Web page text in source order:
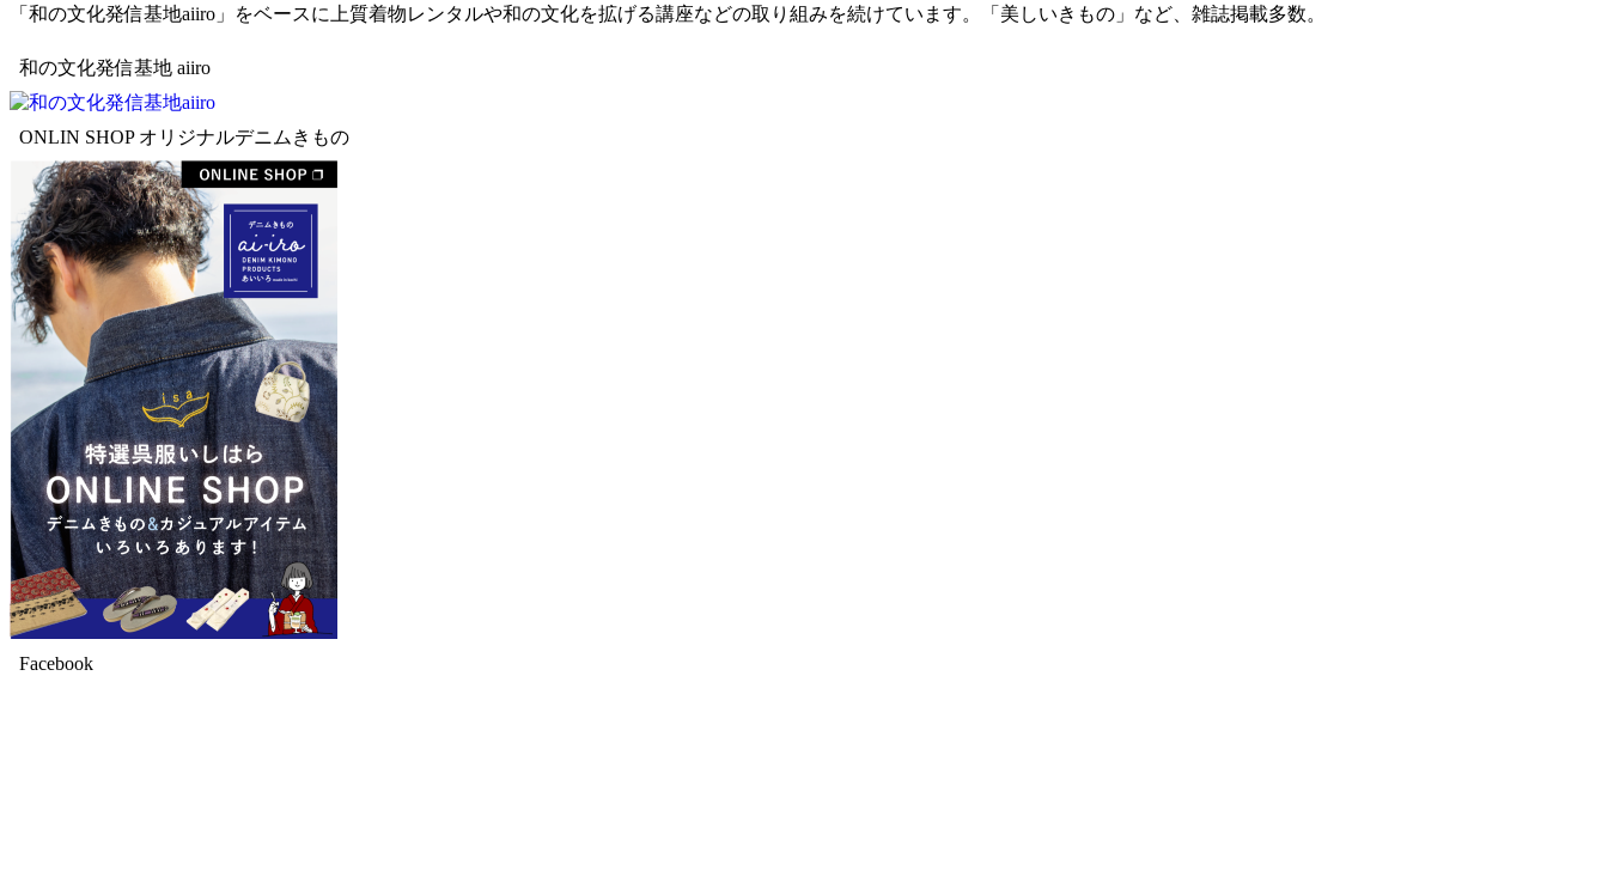
「和の文化発信基地aiiro」をベースに上質着物レンタルや和の文化を拡げる講座などの取り組みを続けています。「美しいきもの」など、雑誌掲載多数。
和の文化発信基地 aiiro
ONLIN SHOP オリジナルデニムきもの
Facebook